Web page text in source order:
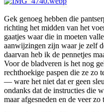
Gek genoeg hebben die
richting het midden van het
gaatjes waar die in moeten
aanwijzingen zijn waar je zelf
daarvan heb ik de pennetjes
Voor de bladveren is het nog
rechthoekige paspen die ze zo
— ware het niet dat er geen
ondanks dat de instructies die
maar afgesneden en de veer